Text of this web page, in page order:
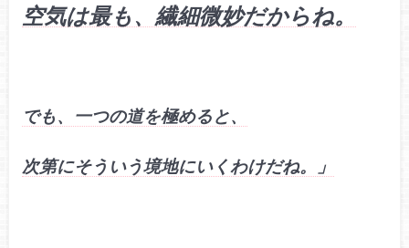
空気は最も、繊細微妙だからね。
でも、一つの道を極めると、
次第にそういう境地にいくわけだね。」